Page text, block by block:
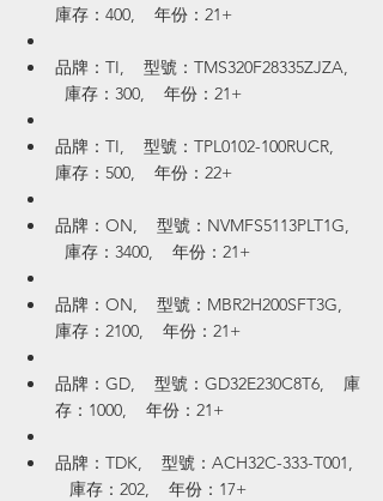
庫存：400,    年份：21+
品牌：TI,    型號：TMS320F28335ZJZA,
  庫存：300,    年份：21+
品牌：TI,    型號：TPL0102-100RUCR,
庫存：500,    年份：22+
品牌：ON,    型號：NVMFS5113PLT1G,
  庫存：3400,    年份：21+
品牌：ON,    型號：MBR2H200SFT3G,
庫存：2100,    年份：21+
品牌：GD,    型號：GD32E230C8T6,    庫
存：1000,    年份：21+
品牌：TDK,    型號：ACH32C-333-T001,
   庫存：202,    年份：17+